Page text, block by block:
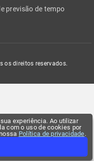
experiência. Ao utilizar
com o uso de cookies por
Política de privacidade.
previsão de tempo
os direitos reservados.